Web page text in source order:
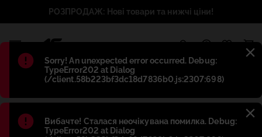
Błąd:
Sorry! An unexpected error occurred. Debug:
TypeError202 at Dialog
(/client.58b223bf3dc18d7836b0.js:2307:698)
Błąd:
Вибачте! Сталася неочікувана помилка. Debug:
TypeError202 at Dialog
РОЗПРОДАЖ: Нові товари та нижчі ціни!